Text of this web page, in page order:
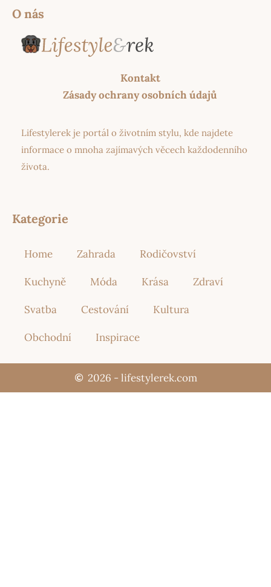
O nás
Kontakt
Zásady ochrany osobních údajů
Lifestylerek je portál o životním stylu, kde najdete
informace o mnoha zajímavých věcech každodenního
života.
Kategorie
Home Zahrada Rodičovství
Kuchyně Móda Krása Zdraví
Svatba Cestování Kultura
Obchodní Inspirace
2026 - lifestylerek.com